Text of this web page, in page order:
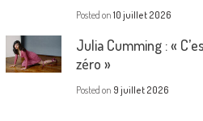
Posted on 10 juillet 2026
Julia Cumming : «
zéro »
Posted on 9 juillet 2026